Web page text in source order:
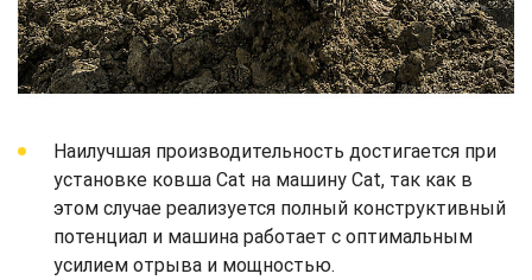
Наилучшая производительность достигается при
установке ковша Cat на машину Cat, так как в
этом случае реализуется полный конструктивный
потенциал и машина работает с оптимальным
усилием отрыва и мощностью.